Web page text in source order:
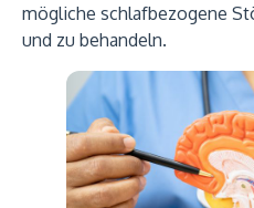
mögliche schlafbezogene
und zu behandeln.